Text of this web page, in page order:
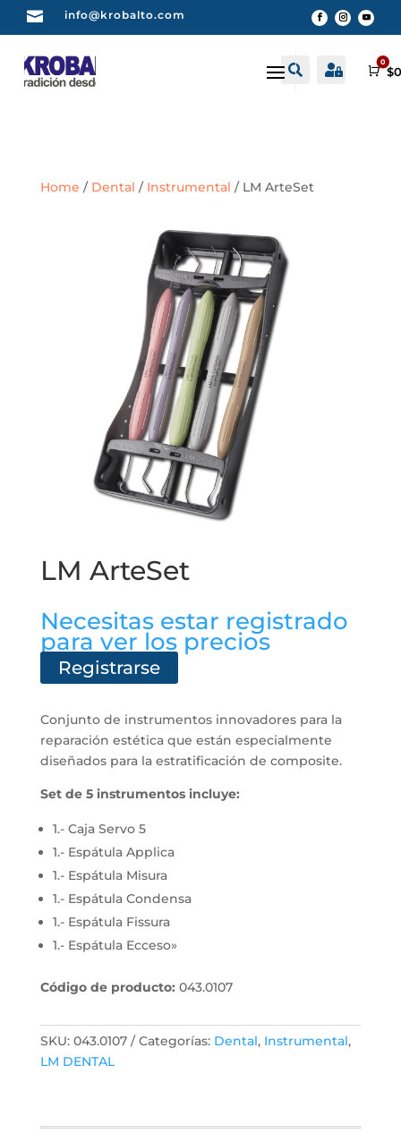
 info@krobalto.com
 Buscar
 Cuenta
0
$
Home / Dental / Instrumental / LM ArteSet
LM ArteSet
Necesitas estar registrado
para ver los precios
Registrarse
Conjunto de instrumentos innovadores para la
reparación estética que están especialmente
diseñados para la estratificación de composite.
Set de 5 instrumentos incluye:
1.- Caja Servo 5
1.- Espátula Applica
1.- Espátula Misura
1.- Espátula Condensa
1.- Espátula Fissura
1.- Espátula Ecceso»
Código de producto: 043.0107
SKU: 043.0107 Categorías: Dental, Instrumental,
LM DENTAL